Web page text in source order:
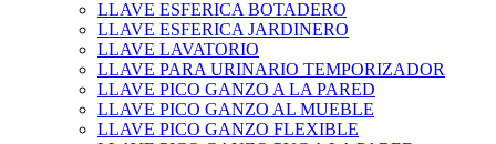
LLAVE ESFERICA BOTADERO
LLAVE ESFERICA JARDINERO
LLAVE LAVATORIO
LLAVE PARA URINARIO TEMPORIZADOR
LLAVE PICO GANZO A LA PARED
LLAVE PICO GANZO AL MUEBLE
LLAVE PICO GANZO FLEXIBLE